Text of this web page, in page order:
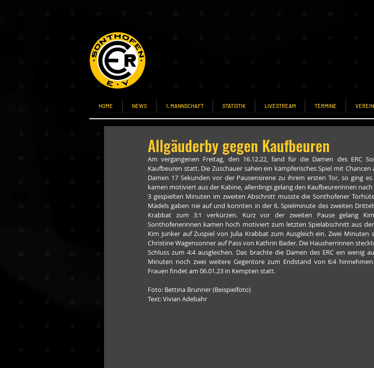
HOME NEWS 1. MANNSCHAFT STATISTIK LIVESTREAM TERMINE VEREIN
Allgäuderby gegen Kaufbeuren
Am vergangenen Freitag, den 16.12.22, fand für die Damen des ERC
Kaufbeuren statt. Die Zuschauer sahen ein kämpferisches Spiel mit
Damen 17 Sekunden vor der Pausensirene zu ihrem ersten Tor, so ging
kamen motiviert aus der Kabine, allerdings gelang den Kaufbeurerinnen
3 gespielten Minuten im zweiten Abschnitt musste die Sonthofener
Mädels gaben nie auf und konnten in der 6. Spielminute des zweiten
Krabbat zum 3:1 verkürzen. Kurz vor der zweiten Pause gelang
Sonthofenerinnen kamen hoch motiviert zum letzten Spielabschnitt aus
Kim Junker auf Zuspiel von Julia Krabbat zum Ausgleich ein. Zwei
Christine Wagensonner auf Pass von Kathrin Bader. Die Hausherrinnen
Schluss zum 4:4 ausgleichen. Das brachte die Damen des ERC ein wenig
Minuten noch zwei weitere Gegentore zum Endstand von 6:4
Frauen findet am 06.01.23 in Kempten statt.
Foto: Bettina Brunner (Beispielfoto)
Text: Vivian Adebahr